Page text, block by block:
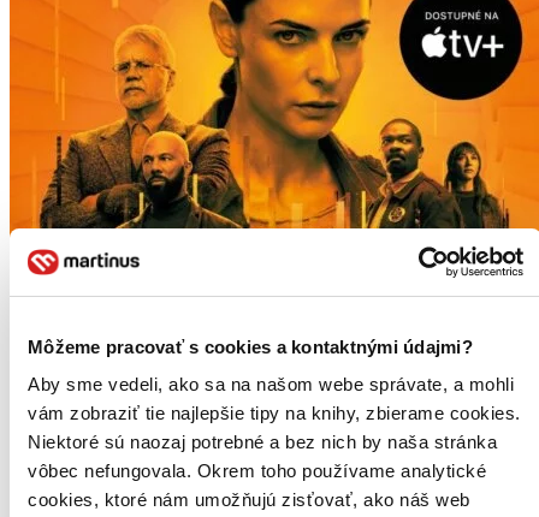
Môžeme pracovať s cookies a kontaktnými údajmi?
Aby sme vedeli, ako sa na našom webe správate, a mohli
vám zobraziť tie najlepšie tipy na knihy, zbierame cookies.
Niektoré sú naozaj potrebné a bez nich by naša stránka
vôbec nefungovala. Okrem toho používame analytické
cookies, ktoré nám umožňujú zisťovať, ako náš web